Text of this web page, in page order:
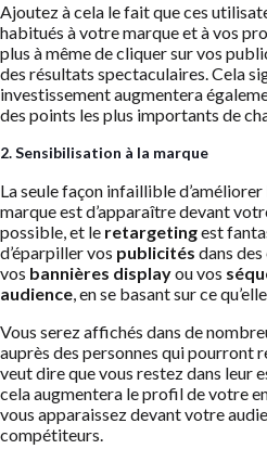
Ajoutez à cela le fait que ces
habitués à votre marque et à vos
plus à même de cliquer sur vos
des résultats spectaculaires. Cela
investissement augmentera
des points les plus importants de
2. Sensibilisation à la marque
La seule façon infaillible
marque est d’apparaître devant
possible, et le retargetingest
d’éparpiller vos publicités dans
vos bannières displayou vos
audience , en se basant sur ce
Vous serez affichés dans de
auprès des personnes qui pourront
veut dire que vous restez dans leur
cela augmentera le profil de votre
vous apparaissez devant votre
compétiteurs.